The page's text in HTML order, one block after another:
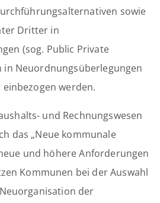
sowie
Dritter in
(sog. Public Private
in Neuordnungsüberlegungen
werden.
und Rechnungswesen
das „Neue kommunale
und höhere Anforderungen
Kommunen bei der Auswahl
der